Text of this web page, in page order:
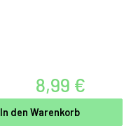
8,99 €
In den Warenkorb